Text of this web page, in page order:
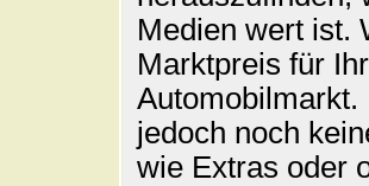
Medien wert ist.
Marktpreis für
jedoch noch
wie Extras oder